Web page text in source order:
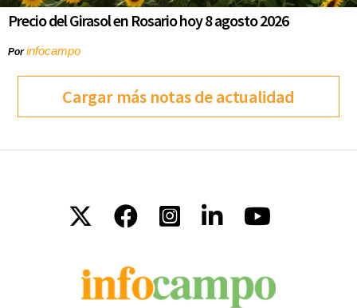
Precio del Girasol en Rosario hoy 8 agosto 2026
Porinfocampo
Cargar más notas de actualidad